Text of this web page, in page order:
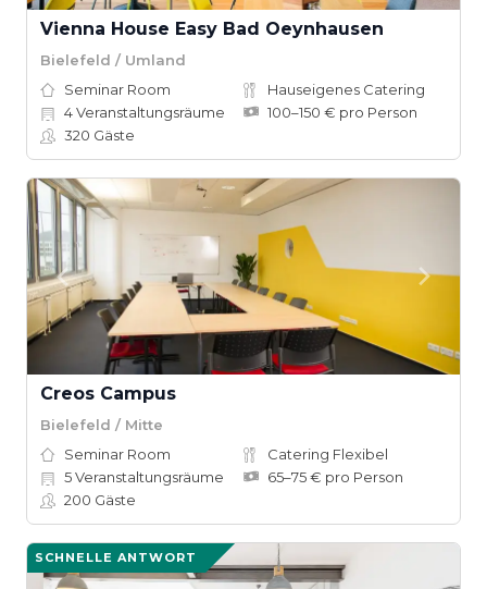
Vienna House Easy Bad Oeynhausen
Bielefeld / Umland
Seminar Room
Hauseigenes Catering
4Veranstaltungsräume
100–150 € pro Person
320 Gäste
Creos Campus
Bielefeld / Mitte
Seminar Room
Catering Flexibel
5Veranstaltungsräume
65–75 € pro Person
200 Gäste
SCHNELLE ANTWORT